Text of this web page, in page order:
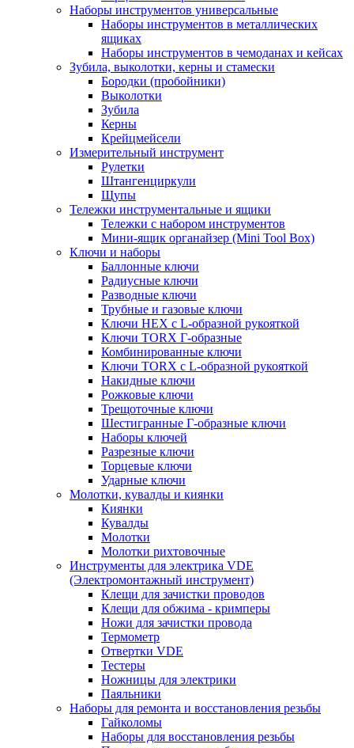
Наборы инструментов универсальные
Наборы инструментов в металлических
ящиках
Наборы инструментов в чемоданах и кейсах
Зубила, выколотки, керны и стамески
Бородки (пробойники)
Выколотки
Зубила
Керны
Крейцмейсели
Измерительный инструмент
Рулетки
Штангенциркули
Щупы
Тележки инструментальные и ящики
Тележки с набором инструментов
Мини-ящик органайзер (Mini Tool Box)
Ключи и наборы
Баллонные ключи
Радиусные ключи
Разводные ключи
Трубные и газовые ключи
Ключи HEX с L-образной рукояткой
Ключи TORX Г-образные
Комбинированные ключи
Ключи TORX с L-образной рукояткой
Накидные ключи
Рожковые ключи
Трещоточные ключи
Шестигранные Г-образные ключи
Наборы ключей
Разрезные ключи
Торцевые ключи
Ударные ключи
Молотки, кувалды и киянки
Киянки
Кувалды
Молотки
Молотки рихтовочные
Инструменты для электрика VDE
(Электромонтажный инструмент)
Клещи для зачистки проводов
Клещи для обжима - кримперы
Ножи для зачистки провода
Термометр
Отвертки VDE
Тестеры
Ножницы для электрики
Паяльники
Наборы для ремонта и восстановления резьбы
Гайколомы
Наборы для восстановления резьбы